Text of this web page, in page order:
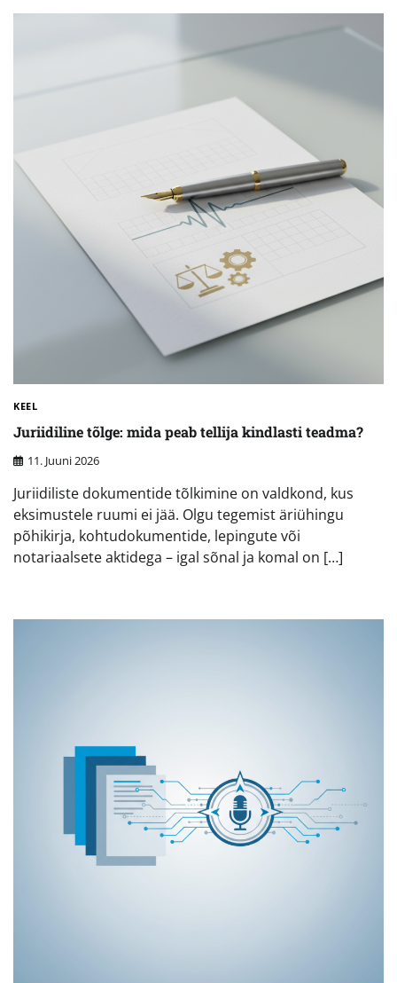
KEEL
Juriidiline tõlge: mida peab tellija kindlasti teadma?
11. Juuni 2026
Juriidiliste dokumentide tõlkimine on valdkond, kus
eksimustele ruumi ei jää. Olgu tegemist äriühingu
põhikirja, kohtudokumentide, lepingute või
notariaalsete aktidega – igal sõnal ja komal on […]